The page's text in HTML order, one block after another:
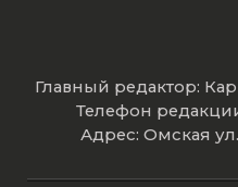
Главный редактор:
Телефон
Адрес: Омская